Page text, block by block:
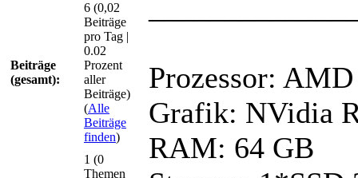
Beiträge
(gesamt):
6 (0,02
Beiträge
pro Tag |
0.02
Prozent
aller
Beiträge)
(Alle
Beiträge
finden)
1 (0
Themen
Prozessor:
Grafik: NVidia
RAM: 64 GB